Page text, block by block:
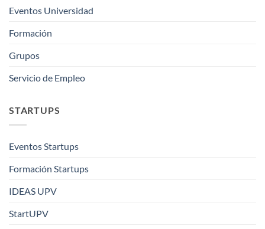
Eventos Universidad
Formación
Grupos
Servicio de Empleo
STARTUPS
Eventos Startups
Formación Startups
IDEAS UPV
StartUPV